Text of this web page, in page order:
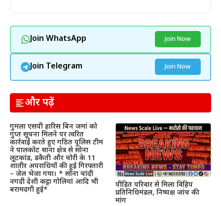
Join WhatsApp Join Now
Join Telegram Join Now
और पढ़ें
गुमला एसपी हारिस बिन जमां को
गुप्त सूचना मिलने पर त्वरित
कार्रवाई करते हुए गठित पुलिस टीम
ने पालकोट थाना क्षेत्र से सोना
लूटकांड, डकैती और चोरी के 11
शातीर अपराधियों की हुई गिरफ्तारी
– जेल भेजा गया। * सोना चांदी
नगदी देशी कट्टा गोलियां आदि भी
बरामदगी हुई*
पीड़ित परिवार से मिला विहिप
प्रतिनिधिमंडल, निष्पक्ष जांच की
मांग